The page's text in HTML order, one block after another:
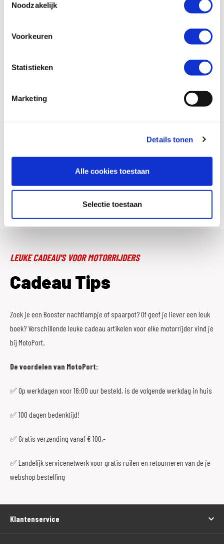
Noodzakelijk
Voorkeuren
Statistieken
Marketing
Details tonen
Alle cookies toestaan
Selectie toestaan
Balaclava Trance
Bandenreparatie kit
€ 27,95
2 3 4 ..
LEUKE CADEAU'S VOOR MOTORRIJDERS
Cadeau Tips
Zoek je een Booster nachtlampje of spaarpot? Of geef je liever een leuk
boek? Verschillende leuke cadeau artikelen voor elke motorrijder vind je
bij MotoPort.
De voordelen van MotoPort:
✅ Op werkdagen voor 16:00 uur besteld, is de volgende werkdag in huis
✅ 100 dagen bedenktijd!
✅ Gratis verzending vanaf € 100,-
✅ Landelijk servicenetwerk voor gratis ruilen en retourneren van de je
webshop bestelling
Klantenservice